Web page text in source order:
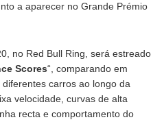
a aparecer no Grande Prémio
no Red Bull Ring, será estreado
Scores“, comparando em
carros ao longo da
velocidade, curvas de alta
recta e comportamento do